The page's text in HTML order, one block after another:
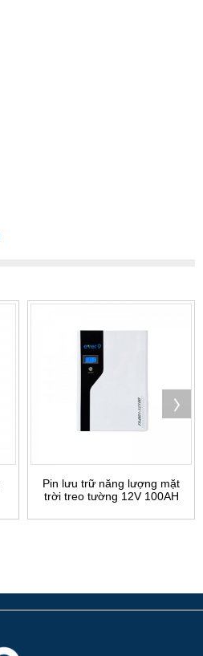
Pin lưu trữ năng lượng mặt
trời treo tường 12V 100AH